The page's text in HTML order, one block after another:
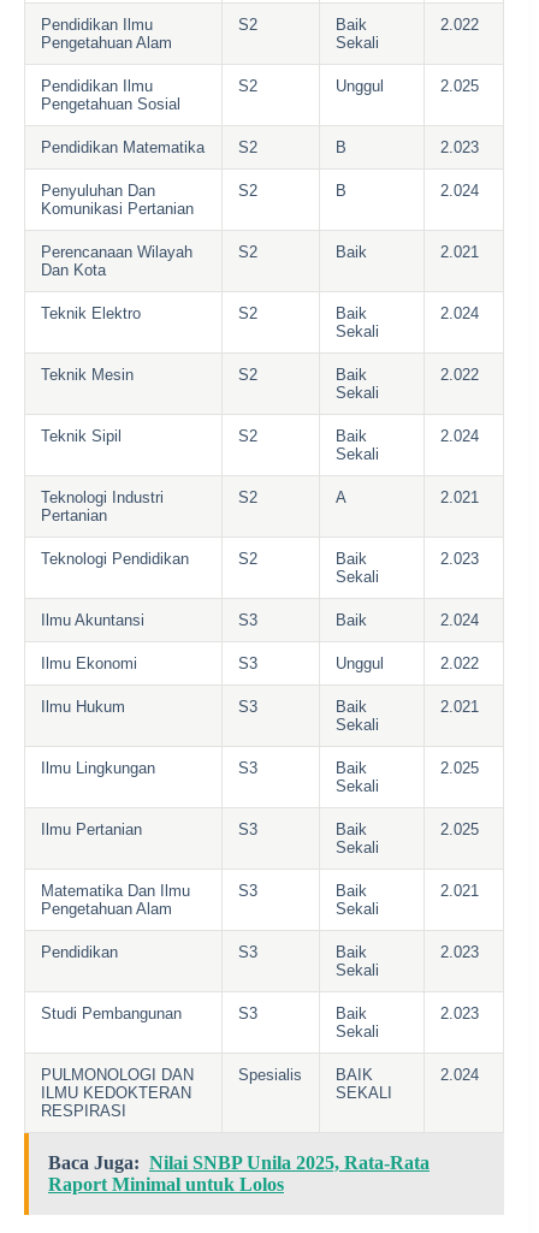
Pendidikan Ilmu
Pengetahuan Alam
S2
Baik
Sekali
2.022
Pendidikan Ilmu
Pengetahuan Sosial
S2 Unggul 2.025
Pendidikan Matematika S2 B 2.023
Penyuluhan Dan
Komunikasi Pertanian
S2 B 2.024
Perencanaan Wilayah
Dan Kota
S2 Baik 2.021
Teknik Elektro S2
Baik
Sekali
2.024
Teknik Mesin S2
Baik
Sekali
2.022
Teknik Sipil S2
Baik
Sekali
2.024
Teknologi Industri
Pertanian
S2 A 2.021
Teknologi Pendidikan S2
Baik
Sekali
2.023
Ilmu Akuntansi S3 Baik 2.024
Ilmu Ekonomi S3 Unggul 2.022
Ilmu Hukum S3
Baik
Sekali
2.021
Ilmu Lingkungan S3
Baik
Sekali
2.025
Ilmu Pertanian S3
Baik
Sekali
2.025
Matematika Dan Ilmu
Pengetahuan Alam
S3
Baik
Sekali
2.021
Pendidikan S3
Baik
Sekali
2.023
Studi Pembangunan S3
Baik
Sekali
2.023
PULMONOLOGI DAN
ILMU KEDOKTERAN
RESPIRASI
Spesialis
BAIK
SEKALI
2.024
Baca Juga: Nilai SNBP Unila 2025, Rata-Rata
Raport Minimal untuk Lolos